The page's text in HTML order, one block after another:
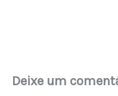
Deixe um